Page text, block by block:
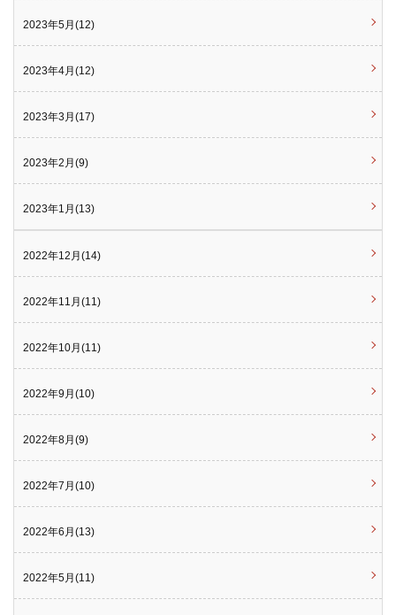
2023年5月(12)
2023年4月(12)
2023年3月(17)
2023年2月(9)
2023年1月(13)
2022年12月(14)
2022年11月(11)
2022年10月(11)
2022年9月(10)
2022年8月(9)
2022年7月(10)
2022年6月(13)
2022年5月(11)